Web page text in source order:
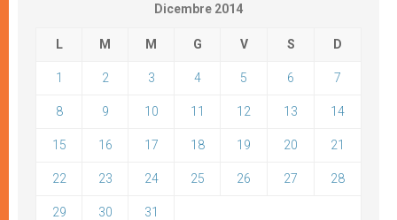
Dicembre 2014
L M M G V S D
1 2 3 4 5 6 7
8 9 10 11 12 13 14
15 16 17 18 19 20 21
22 23 24 25 26 27 28
29 30 31